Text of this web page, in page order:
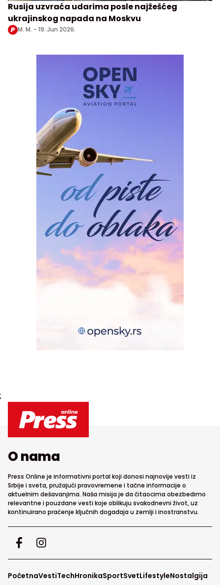
Rusija uzvraća udarima posle najžešćeg
ukrajinskog napada na Moskvu
M. M. - 19. Jun 2026.
;
O nama
Press Online je informativni portal koji donosi najnovije vesti iz
Srbije i sveta, pružajući pravovremene i tačne informacije o
aktuelnim dešavanjima. Naša misija je da čitaocima obezbedimo
relevantne i pouzdane vesti koje oblikuju svakodnevni život, uz
kontinuirano praćenje ključnih događaja u zemlji i inostranstvu.
PočetnaVestiTechHronikaSportSvetLifestyleNostalgija